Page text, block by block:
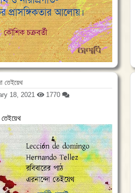
তেইয়েথ
18, 2021 1770
তেইয়েথ